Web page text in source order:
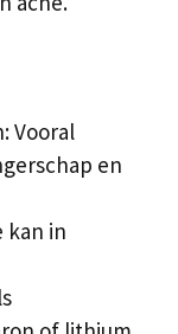
Vooral
en
kan in